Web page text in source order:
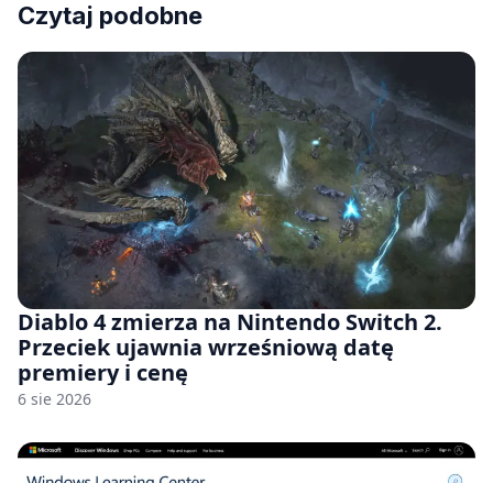
Czytaj podobne
Diablo 4 zmierza na Nintendo Switch 2.
Przeciek ujawnia wrześniową datę
premiery i cenę
6 sie 2026